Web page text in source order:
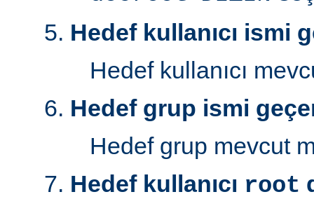
Hedef kullanıcı ismi
Hedef kullanıcı
Hedef grup ismi
Hedef grup mevcut
Hedef kullanıcı root